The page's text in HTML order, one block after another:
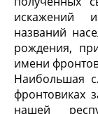
искажений
названий
рождения,
имени
Наибольшая
фронтовиках
нашей